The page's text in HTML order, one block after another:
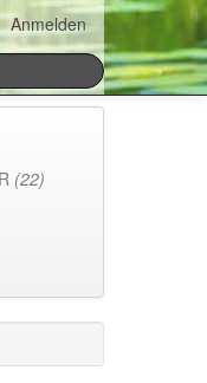
Anmelden
(22)